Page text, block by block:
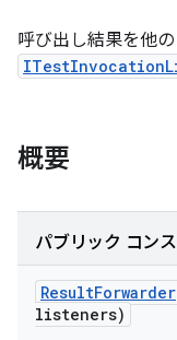
呼び出し結果を他
概要
パブリック コン
ResultForwarder
listeners)